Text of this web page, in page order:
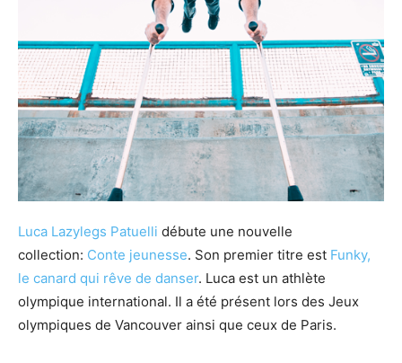
Luca Lazylegs Patuelli débute une nouvelle
collection: Conte jeunesse. Son premier titre est Funky,
le canard qui rêve de danser. Luca est un athlète
olympique international. Il a été présent lors des Jeux
olympiques de Vancouver ainsi que ceux de Paris.